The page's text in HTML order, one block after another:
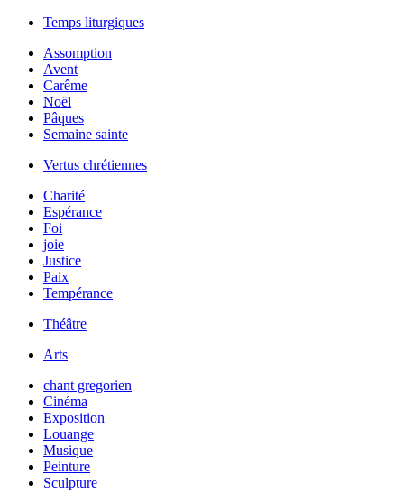
Temps liturgiques
Assomption
Avent
Carême
Noël
Pâques
Semaine sainte
Vertus chrétiennes
Charité
Espérance
Foi
joie
Justice
Paix
Tempérance
Théâtre
Arts
chant gregorien
Cinéma
Exposition
Louange
Musique
Peinture
Sculpture